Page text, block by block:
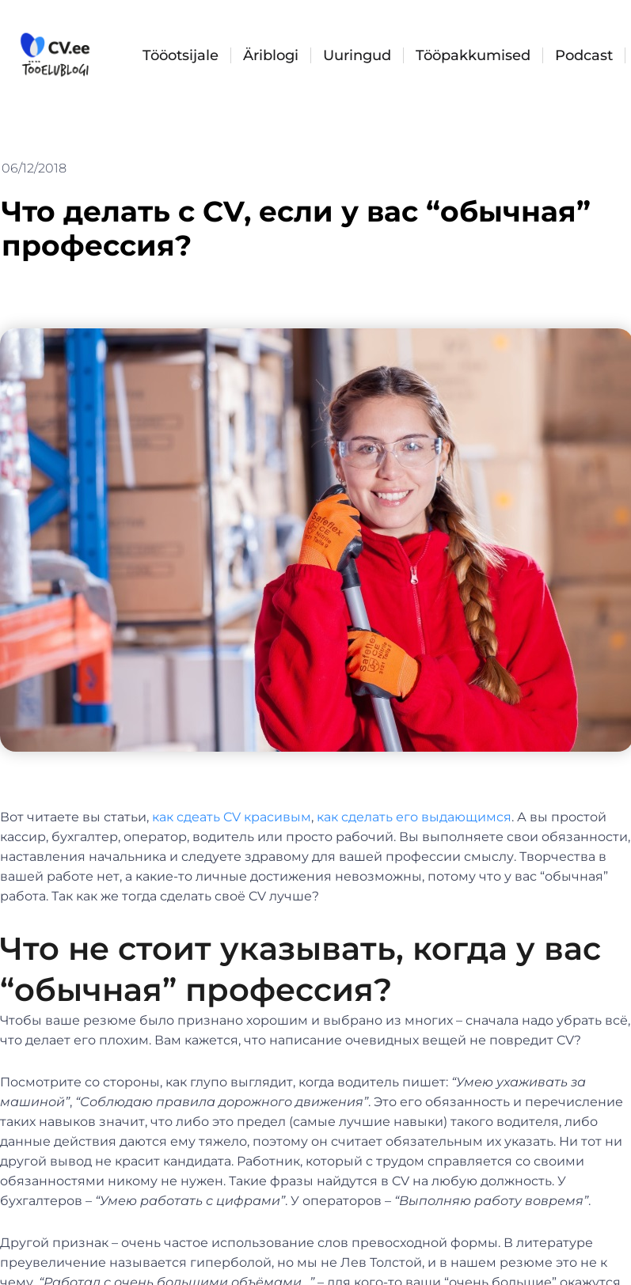
content
Tööotsijale Äriblogi Uuringud Tööpakkumised Podcast
06/12/2018
Что делать с CV, если у вас “обычная”
профессия?
Вот читаете вы статьи, как сдеать CV красивым, как сделать его выдающимся. А вы простой
кассир, бухгалтер, оператор, водитель или просто рабочий. Вы выполняете свои обязанности,
наставления начальника и следуете здравому для вашей профессии смыслу. Творчества в
вашей работе нет, а какие-то личные достижения невозможны, потому что у вас “обычная”
работа. Так как же тогда сделать своё CV лучше?
Что не стоит указывать, когда у вас
“обычная” профессия?
Чтобы ваше резюме было признано хорошим и выбрано из многих – сначала надо убрать всё,
что делает его плохим. Вам кажется, что написание очевидных вещей не повредит CV?
Посмотрите со стороны, как глупо выглядит, когда водитель пишет: “Умею ухаживать за
машиной”, “Соблюдаю правила дорожного движения”. Это его обязанность и перечисление
таких навыков значит, что либо это предел (самые лучшие навыки) такого водителя, либо
данные действия даются ему тяжело, поэтому он считает обязательным их указать. Ни тот ни
другой вывод не красит кандидата. Работник, который с трудом справляется со своими
обязанностями никому не нужен. Такие фразы найдутся в CV на любую должность. У
бухгалтеров – “Умею работать с цифрами”. У операторов – “Выполняю работу вовремя”.
Другой признак – очень частое использование слов превосходной формы. В литературе
преувеличение называется гиперболой, но мы не Лев Толстой, и в нашем резюме это не к